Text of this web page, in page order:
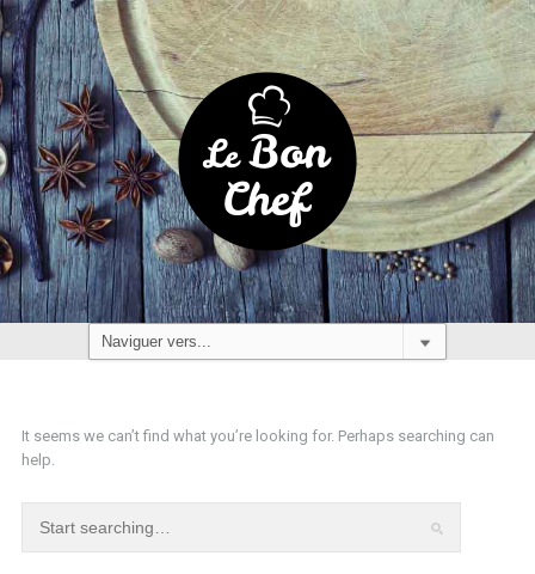
It seems we can’t find what you’re looking for. Perhaps searching can
help.